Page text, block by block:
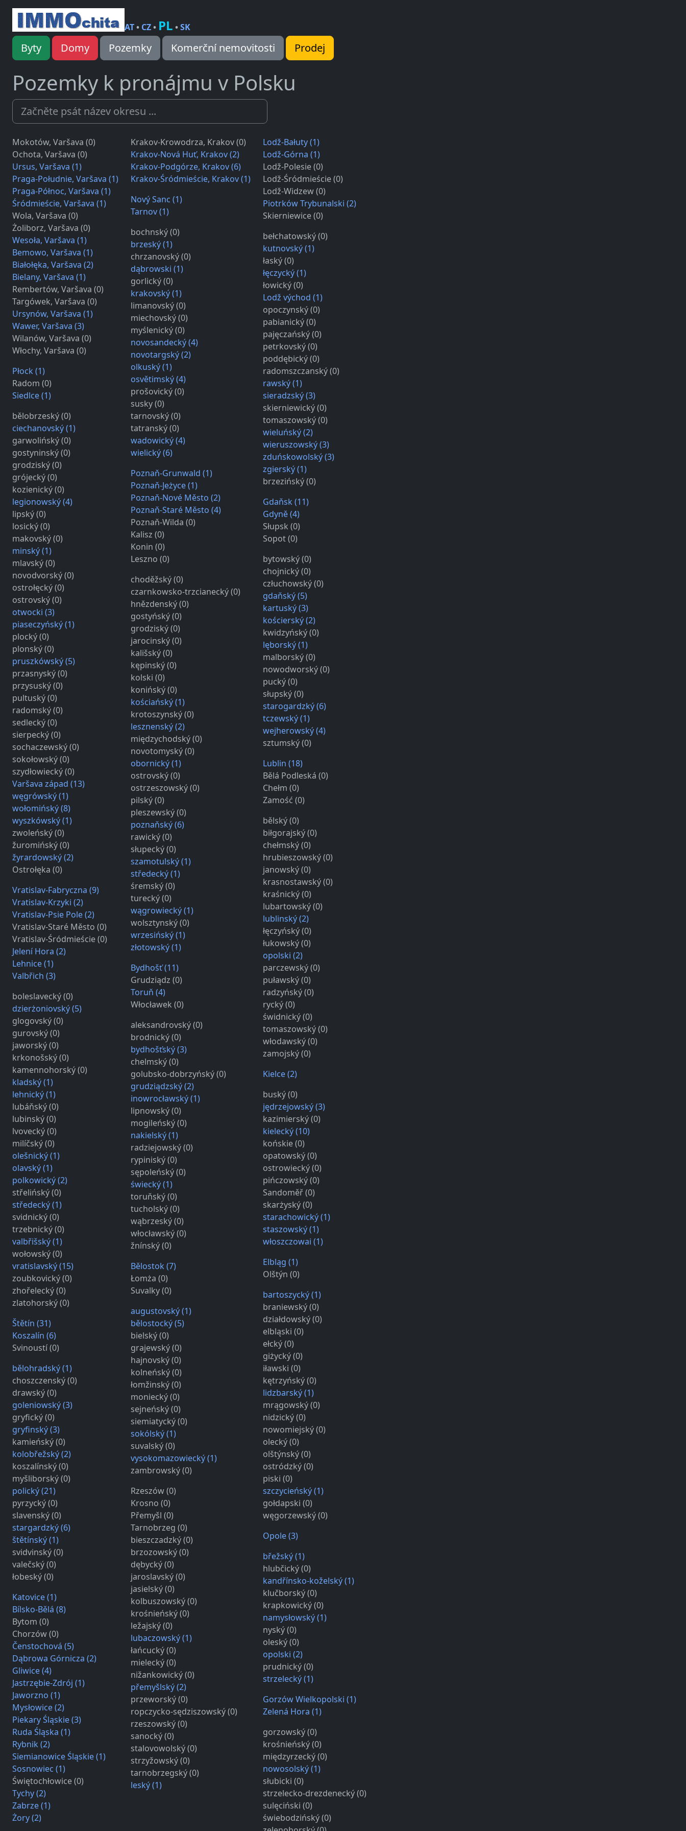
AT• CZ• PL •SK
Byty Domy Pozemky Komerční nemovitosti Prodej
Pozemky k pronájmu v Polsku
Mokotów, Varšava (0)
Ochota, Varšava (0)
Ursus, Varšava (1)
Praga-Południe, Varšava (1)
Praga-Północ, Varšava (1)
Śródmieście, Varšava (1)
Wola, Varšava (0)
Żoliborz, Varšava (0)
Wesoła, Varšava (1)
Bemowo, Varšava (1)
Białołęka, Varšava (2)
Bielany, Varšava (1)
Rembertów, Varšava (0)
Targówek, Varšava (0)
Ursynów, Varšava (1)
Wawer, Varšava (3)
Wilanów, Varšava (0)
Włochy, Varšava (0)
Płock (1)
Radom (0)
Siedlce (1)
bělobrzeský (0)
ciechanovský (1)
garwolińský (0)
gostyninský (0)
grodziský (0)
grójecký (0)
kozienický (0)
legionowský (4)
lipský (0)
losický (0)
makovský (0)
minský (1)
mlavský (0)
novodvorský (0)
ostrołęcký (0)
ostrovský (0)
otwocki (3)
piaseczyńský (1)
plocký (0)
plonský (0)
pruszkówský (5)
przasnyský (0)
przysuský (0)
pultuský (0)
radomský (0)
sedlecký (0)
sierpecký (0)
sochaczewský (0)
sokołowský (0)
szydłowiecký (0)
Varšava západ (13)
węgrówský (1)
wołomińský (8)
wyszkówský (1)
zwoleńský (0)
žuromińský (0)
žyrardowský (2)
Ostrołęka (0)
Vratislav-Fabryczna (9)
Vratislav-Krzyki (2)
Vratislav-Psie Pole (2)
Vratislav-Staré Město (0)
Vratislav-Śródmieście (0)
Jelení Hora (2)
Lehnice (1)
Valbřich (3)
boleslavecký (0)
dzierżoniovský (5)
glogovský (0)
gurovský (0)
jaworský (0)
krkonošský (0)
kamennohorský (0)
kladský (1)
lehnický (1)
lubáňský (0)
lubinský (0)
lvovecký (0)
milíčský (0)
olešnický (1)
olavský (1)
polkowický (2)
střelińský (0)
středecký (1)
svidnický (0)
trzebnický (0)
valbřišský (1)
wołowský (0)
vratislavský (15)
zoubkovický (0)
zhořelecký (0)
zlatohorský (0)
Štětín (31)
Koszalín (6)
Svinoustí (0)
bělohradský (1)
choszczenský (0)
drawský (0)
goleniowský (3)
gryfický (0)
gryfinský (3)
kamieńský (0)
kolobřežský (2)
koszalínský (0)
myšliborský (0)
polický (21)
pyrzycký (0)
slavenský (0)
stargardzký (6)
štětínský (1)
svidvinský (0)
valečský (0)
łobeský (0)
Katovice (1)
Bílsko-Bělá (8)
Bytom (0)
Chorzów (0)
Čenstochová (5)
Dąbrowa Górnicza (2)
Gliwice (4)
Jastrzębie-Zdrój (1)
Jaworzno (1)
Mysłowice (2)
Piekary Śląskie (3)
Ruda Śląska (1)
Rybnik (2)
Siemianowice Śląskie (1)
Sosnowiec (1)
Świętochłowice (0)
Tychy (2)
Zabrze (1)
Żory (2)
Krakov-Krowodrza, Krakov (0)
Krakov-Nová Huť, Krakov (2)
Krakov-Podgórze, Krakov (6)
Krakov-Śródmieście, Krakov (1)
Nový Sanc (1)
Tarnov (1)
bochnský (0)
brzeský (1)
chrzanovský (0)
dąbrowski (1)
gorlický (0)
krakovský (1)
limanovský (0)
miechovský (0)
myślenický (0)
novosandecký (4)
novotargský (2)
olkuský (1)
osvětimský (4)
prošovický (0)
susky (0)
tarnovský (0)
tatranský (0)
wadowický (4)
wielický (6)
Poznaň-Grunwald (1)
Poznaň-Jeżyce (1)
Poznaň-Nové Město (2)
Poznaň-Staré Město (4)
Poznaň-Wilda (0)
Kalisz (0)
Konin (0)
Leszno (0)
choděžský (0)
czarnkowsko-trzcianecký (0)
hnězdenský (0)
gostyńský (0)
grodziský (0)
jarocinský (0)
kališský (0)
kępinský (0)
kolski (0)
konińský (0)
kościańský (1)
krotoszynský (0)
lesznenský (2)
międzychodský (0)
novotomyský (0)
obornický (1)
ostrovský (0)
ostrzeszowský (0)
pilský (0)
pleszewský (0)
poznaňský (6)
rawický (0)
słupecký (0)
szamotulský (1)
středecký (1)
śremský (0)
turecký (0)
wągrowiecký (1)
wolsztynský (0)
wrzesińský (1)
złotowský (1)
Bydhošť (11)
Grudziądz (0)
Toruň (4)
Włocławek (0)
aleksandrovský (0)
brodnický (0)
bydhošťský (3)
chelmský (0)
golubsko-dobrzyńský (0)
grudziądzský (2)
inowrocławský (1)
lipnowský (0)
mogileńský (0)
nakielský (1)
radziejowský (0)
rypiniský (0)
sępoleńský (0)
świecký (1)
toruňský (0)
tucholský (0)
wąbrzeský (0)
włocławský (0)
žnínský (0)
Bělostok (7)
Łomża (0)
Suvalky (0)
augustovský (1)
bělostocký (5)
bielský (0)
grajewský (0)
hajnovský (0)
kolneńský (0)
łomžinský (0)
moniecký (0)
sejneńský (0)
siemiatycký (0)
sokólský (1)
suvalský (0)
vysokomazowiecký (1)
zambrowský (0)
Rzeszów (0)
Krosno (0)
Přemyšl (0)
Tarnobrzeg (0)
bieszczadzký (0)
brzozowský (0)
dębycký (0)
jaroslavský (0)
jasielský (0)
kolbuszowský (0)
krośnieńský (0)
ležajský (0)
lubaczowský (1)
łańcucký (0)
mielecký (0)
nižankowický (0)
přemyšlský (2)
przeworský (0)
ropczycko-sędziszowský (0)
rzeszowský (0)
sanocký (0)
stalovowolský (0)
strzyžowský (0)
tarnobrzegský (0)
leský (1)
Lodž-Bałuty (1)
Lodž-Górna (1)
Lodž-Polesie (0)
Lodž-Śródmieście (0)
Lodž-Widzew (0)
Piotrków Trybunalski (2)
Skierniewice (0)
bełchatowský (0)
kutnovský (1)
łaský (0)
łęczycký (1)
łowický (0)
Lodž východ (1)
opoczynský (0)
pabianický (0)
pajęczańský (0)
petrkovský (0)
poddębický (0)
radomszczanský (0)
rawský (1)
sieradzský (3)
skierniewický (0)
tomaszowský (0)
wieluńský (2)
wieruszowský (3)
zduńskowolský (3)
zgierský (1)
brzezińský (0)
Gdaňsk (11)
Gdyně (4)
Słupsk (0)
Sopot (0)
bytowský (0)
chojnický (0)
człuchowský (0)
gdaňský (5)
kartuský (3)
kościerský (2)
kwidzyńský (0)
lęborský (1)
malborský (0)
nowodworský (0)
pucký (0)
słupský (0)
starogardzký (6)
tczewský (1)
wejherowský (4)
sztumský (0)
Lublin (18)
Bělá Podleská (0)
Chełm (0)
Zamość (0)
bělský (0)
biłgorajský (0)
chełmský (0)
hrubieszowský (0)
janowský (0)
krasnostawský (0)
kraśnický (0)
lubartowský (0)
lublinský (2)
łęczyńský (0)
łukowský (0)
opolski (2)
parczewský (0)
puławský (0)
radzyńský (0)
rycký (0)
świdnický (0)
tomaszowský (0)
włodawský (0)
zamojský (0)
Kielce (2)
buský (0)
jędrzejowský (3)
kazimierský (0)
kielecký (10)
końskie (0)
opatowský (0)
ostrowiecký (0)
pińczowský (0)
Sandoměř (0)
skarżyský (0)
starachowický (1)
staszowský (1)
włoszczowai (1)
Elbląg (1)
Olštýn (0)
bartoszycký (1)
braniewský (0)
działdowský (0)
elbląski (0)
ełcký (0)
giżycký (0)
iławski (0)
kętrzyńský (0)
lidzbarský (1)
mrągowský (0)
nidzický (0)
nowomiejský (0)
olecký (0)
olštýnský (0)
ostródzký (0)
piski (0)
szczycieńský (1)
gołdapski (0)
węgorzewský (0)
Opole (3)
břežský (1)
hlubčický (0)
kandřínsko-koželský (1)
klučborský (0)
krapkowický (0)
namysłowský (1)
nyský (0)
oleský (0)
opolski (2)
prudnický (0)
strzelecký (1)
Gorzów Wielkopolski (1)
Zelená Hora (1)
gorzowský (0)
krośnieńský (0)
międzyrzecký (0)
nowosolský (1)
słubicki (0)
strzelecko-drezdenecký (0)
sulęciński (0)
świebodzińský (0)